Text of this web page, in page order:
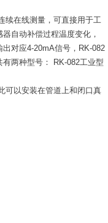
续在线测量，可直接用于工
自动补偿过程温度变化，
对应4-20mA信号，RK-082
两种型号： RK-082工业型
可以安装在管道上和闭口真